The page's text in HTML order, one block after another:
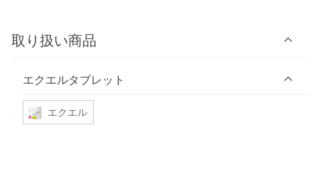
取り扱い商品
エクエルタブレット
エクエル